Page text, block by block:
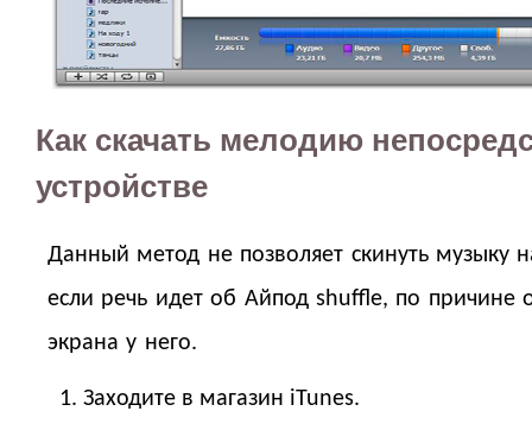
Как скачать мелодию
устройстве
Данный метод не позволяет скинуть музыку
если речь идет об Айпод shuffle, по причине
экрана у него.
Заходите в магазин iTunes.